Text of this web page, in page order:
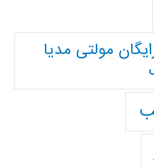
مولتی مدیا